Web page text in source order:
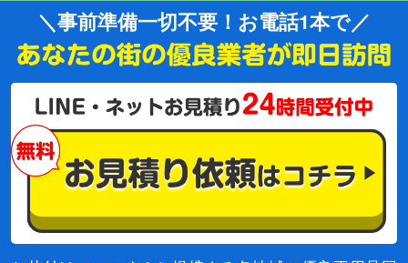
事前準備一切不要！お電話1本で